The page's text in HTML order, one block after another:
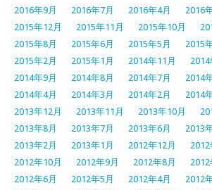
2016年9月
2016年7月 2016年4月 2016
2015年12月
2015年11月 2015年10月
2015年8月
2015年6月 2015年5月 2015
2015年2月
2015年1月 2014年11月
2014
2014年9月
2014年8月 2014年7月 2014
2014年4月
2014年3月 2014年2月
2014
2013年12月
2013年11月 2013年10月
2013年8月
2013年7月 2013年6月 2013
2013年2月
2013年1月 2012年12月
2012
2012年10月
2012年9月 2012年8月
2012
2012年6月
2012年5月 2012年4月 2012